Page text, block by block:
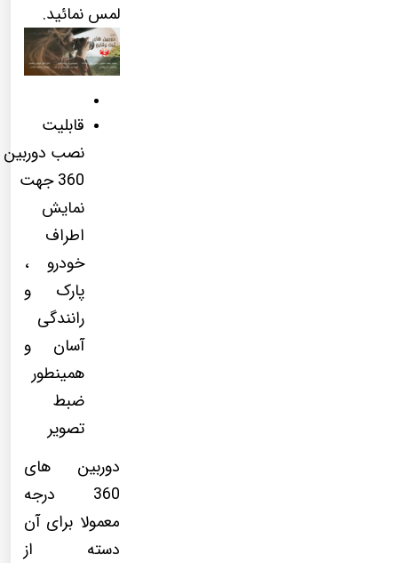
لمس نمائید.
قابلیت
نصب دوربین
360 جهت
نمایش
اطراف
خودرو ،
پارک و
رانندگی
آسان و
همینطور
ضبط
تصویر
دوربین های
360 درجه
معمولا برای آن
دسته از